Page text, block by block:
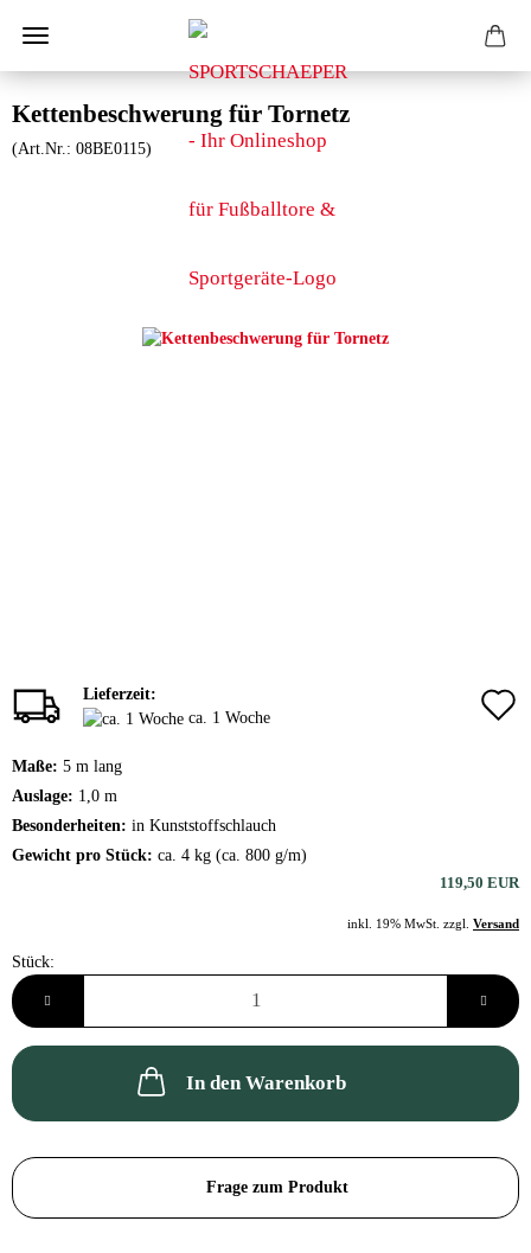
Kettenbeschwerung für Tornetz
(Art.Nr.: 08BE0115)
Lieferzeit:
ca. 1 Woche
Maße: 5 m lang
Auslage: 1,0 m
Besonderheiten: in Kunststoffschlauch
Gewicht pro Stück: ca. 4 kg (ca. 800 g/m)
119,50 EUR
inkl. 19% MwSt. zzgl. Versand
Stück:
Stück
In den Warenkorb
Frage zum Produkt